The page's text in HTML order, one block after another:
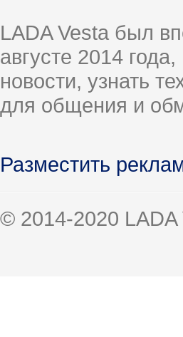
LADA Vesta был
августе 2014
новости, узнать
для общения и
Разместить
© 2014-2020